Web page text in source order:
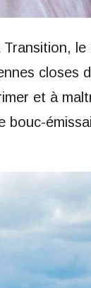
le
closes
et à
bouc-